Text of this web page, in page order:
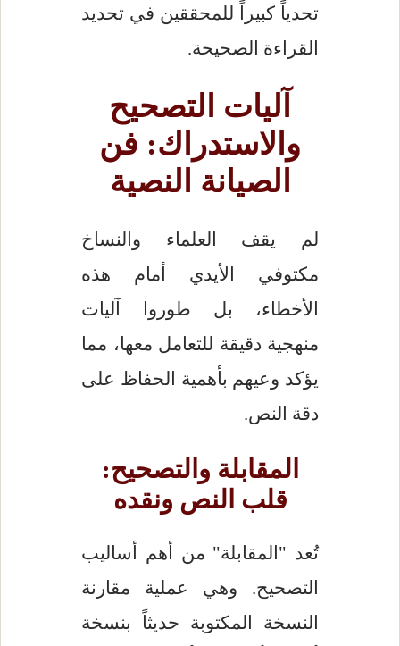
تحدياً كبيراً للمحققين في تحديد
القراءة الصحيحة.
آليات التصحيح
والاستدراك: فن
الصيانة النصية
لم يقف العلماء والنساخ
مكتوفي الأيدي أمام هذه
الأخطاء، بل طوروا آليات
منهجية دقيقة للتعامل معها، مما
يؤكد وعيهم بأهمية الحفاظ على
دقة النص.
المقابلة والتصحيح:
قلب النص ونقده
تُعد "المقابلة" من أهم أساليب
التصحيح. وهي عملية مقارنة
النسخة المكتوبة حديثاً بنسخة